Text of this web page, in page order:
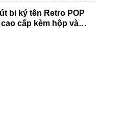
bi ký tên Retro POP
cấp kèm hộp và